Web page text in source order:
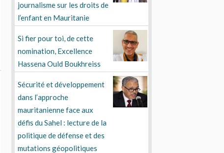
journalisme sur les droits de
l’enfant en Mauritanie
Si fier pour toi, de cette
nomination, Excellence
Hassena Ould Boukhreiss
Sécurité et développement
dans l’approche
mauritanienne face aux
défis du Sahel : lecture de la
politique de défense et des
mutations géopolitiques